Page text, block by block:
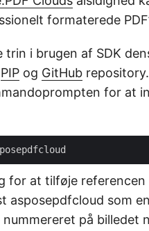
formaterede
trin i brugen af SDK
PIP og GitHub
for at
for at tilføje
asposepdfcloud som
på billedet